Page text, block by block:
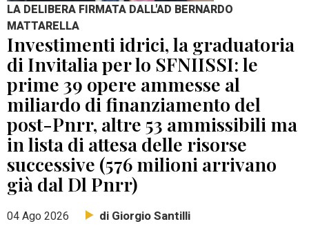
LA DELIBERA FIRMATA DALL'AD BERNARDO
MATTARELLA
Investimenti idrici, la graduatoria
di Invitalia per lo SFNIISSI: le
prime 39 opere ammesse al
miliardo di finanziamento del
post-Pnrr, altre 53 ammissibili ma
in lista di attesa delle risorse
successive (576 milioni arrivano
già dal Dl Pnrr)
04 Ago 2026 di Giorgio Santilli